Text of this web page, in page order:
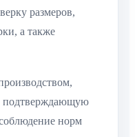
размеров,
а также
подтверждающую
норм